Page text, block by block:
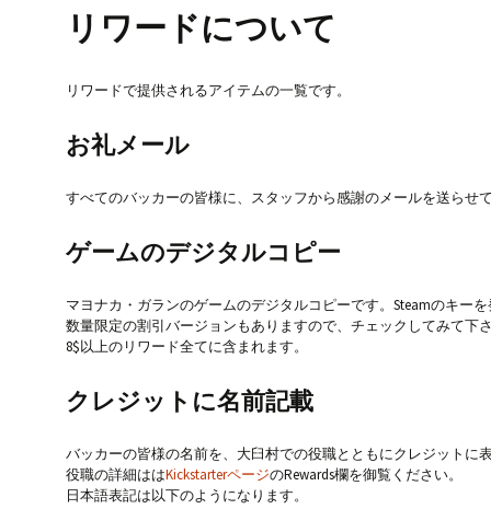
リワードについて
リワードで提供されるアイテムの一覧です。
お礼メール
すべてのバッカーの皆様に、スタッフから感謝のメールを送らせ
ゲームのデジタルコピー
マヨナカ・ガランのゲームのデジタルコピーです。Steamのキー
数量限定の割引バージョンもありますので、チェックしてみて下
8$以上のリワード全てに含まれます。
クレジットに名前記載
バッカーの皆様の名前を、大臼村での役職とともにクレジットに
役職の詳細ははKickstarterページのRewards欄を御覧ください。
日本語表記は以下のようになります。